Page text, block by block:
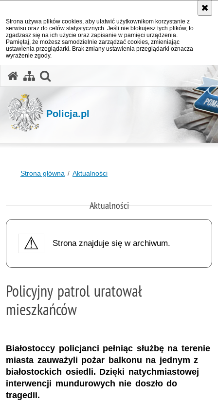
Strona używa plików cookies, aby ułatwić użytkownikom korzystanie z
serwisu oraz do celów statystycznych. Jeśli nie blokujesz tych plików, to
zgadzasz się na ich użycie oraz zapisanie w pamięci urządzenia.
Pamiętaj, że możesz samodzielnie zarządzać cookies, zmieniając
ustawienia przeglądarki. Brak zmiany ustawienia przeglądarki oznacza
wyrażenie zgody.
Policja.pl
Strona główna Aktualności
Aktualności
Strona znajduje się w archiwum.
Policyjny patrol uratował
mieszkańców
Białostoccy policjanci pełniąc służbę na terenie
miasta zauważyli pożar balkonu na jednym z
białostockich osiedli. Dzięki natychmiastowej
interwencji mundurowych nie doszło do
tragedii.